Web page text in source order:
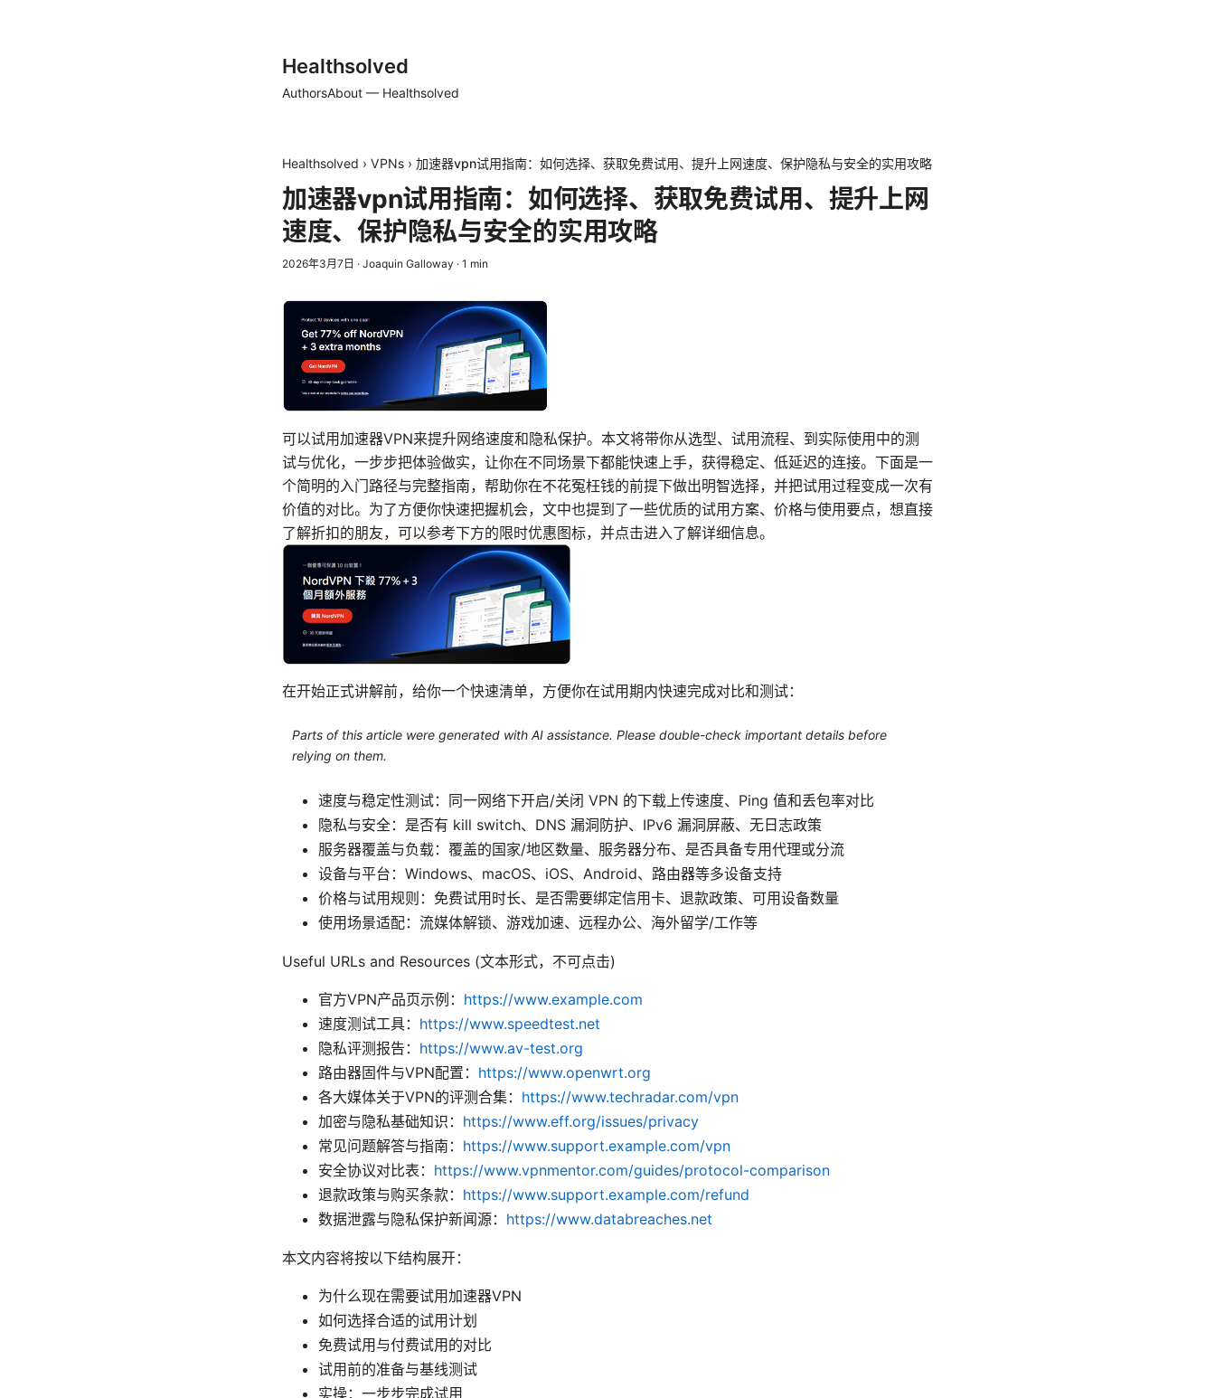
Healthsolved
AuthorsAbout — Healthsolved
Healthsolved › VPNs › 加速器vpn试用指南：如何选择、获取免费试用、提升上网速度、保护隐私与安全的实用攻略
加速器vpn试用指南：如何选择、获取免费试用、提升上网
速度、保护隐私与安全的实用攻略
2026年3月7日 · Joaquin Galloway · 1 min
可以试用加速器VPN来提升网络速度和隐私保护。本文将带你从选型、试用流程、到实际使用中的测
试与优化，一步步把体验做实，让你在不同场景下都能快速上手，获得稳定、低延迟的连接。下面是一
个简明的入门路径与完整指南，帮助你在不花冤枉钱的前提下做出明智选择，并把试用过程变成一次有
价值的对比。为了方便你快速把握机会，文中也提到了一些优质的试用方案、价格与使用要点，想直接
了解折扣的朋友，可以参考下方的限时优惠图标，并点击进入了解详细信息。
在开始正式讲解前，给你一个快速清单，方便你在试用期内快速完成对比和测试：
Parts of this article were generated with AI assistance. Please double-check important details before
relying on them.
速度与稳定性测试：同一网络下开启/关闭 VPN 的下载上传速度、Ping 值和丢包率对比
隐私与安全：是否有 kill switch、DNS 漏洞防护、IPv6 漏洞屏蔽、无日志政策
服务器覆盖与负载：覆盖的国家/地区数量、服务器分布、是否具备专用代理或分流
设备与平台：Windows、macOS、iOS、Android、路由器等多设备支持
价格与试用规则：免费试用时长、是否需要绑定信用卡、退款政策、可用设备数量
使用场景适配：流媒体解锁、游戏加速、远程办公、海外留学/工作等
Useful URLs and Resources (文本形式，不可点击)
官方VPN产品页示例： https://www.example.com
速度测试工具： https://www.speedtest.net
隐私评测报告： https://www.av-test.org
路由器固件与VPN配置： https://www.openwrt.org
各大媒体关于VPN的评测合集： https://www.techradar.com/vpn
加密与隐私基础知识： https://www.eff.org/issues/privacy
常见问题解答与指南： https://www.support.example.com/vpn
安全协议对比表： https://www.vpnmentor.com/guides/protocol-comparison
退款政策与购买条款： https://www.support.example.com/refund
数据泄露与隐私保护新闻源： https://www.databreaches.net
本文内容将按以下结构展开：
为什么现在需要试用加速器VPN
如何选择合适的试用计划
免费试用与付费试用的对比
试用前的准备与基线测试
实操：一步步完成试用